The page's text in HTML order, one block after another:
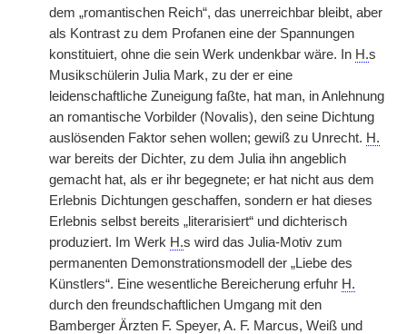
dem „romantischen Reich“, das unerreichbar bleibt, aber
als Kontrast zu dem Profanen eine der Spannungen
konstituiert, ohne die sein Werk undenkbar wäre. In H.s
Musikschülerin Julia Mark, zu der er eine
leidenschaftliche Zuneigung faßte, hat man, in Anlehnung
an romantische Vorbilder (Novalis), den seine Dichtung
auslösenden Faktor sehen wollen; gewiß zu Unrecht. H.
war bereits der Dichter, zu dem Julia ihn angeblich
gemacht hat, als er ihr begegnete; er hat nicht aus dem
Erlebnis Dichtungen geschaffen, sondern er hat dieses
Erlebnis selbst bereits „literarisiert“ und dichterisch
produziert. Im Werk H.s wird das Julia-Motiv zum
permanenten Demonstrationsmodell der „Liebe des
Künstlers“. Eine wesentliche Bereicherung erfuhr H.
durch den freundschaftlichen Umgang mit den
Bamberger Ärzten F. Speyer, A. F. Marcus, Weiß und